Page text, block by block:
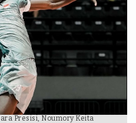
Presisi, Noumory Keita